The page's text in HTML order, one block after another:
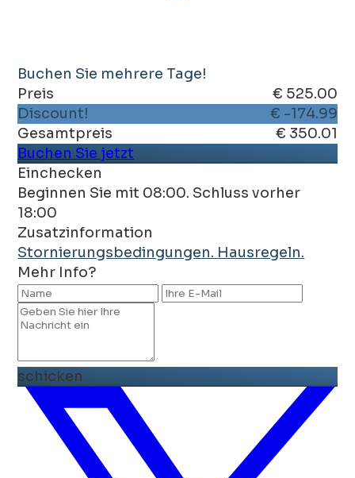
Buchen Sie mehrere Tage!
Preis
€ 525.00
Discount!
€ -174.99
Gesamtpreis
€ 350.01
Buchen Sie jetzt
Einchecken
Beginnen Sie mit 08:00. Schluss vorher
18:00
Zusatzinformation
Stornierungsbedingungen. Hausregeln.
Mehr Info?
schicken